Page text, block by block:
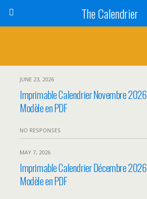
The Calendrier
JUNE 23, 2026
Imprimable Calendrier Novembre 2026
Modèle en PDF
NO RESPONSES
MAY 7, 2026
Imprimable Calendrier Décembre 2026
Modèle en PDF